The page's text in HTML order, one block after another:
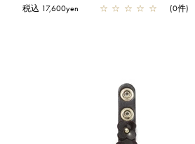
税込 17,600yen ☆ ☆ ☆ ☆ ☆ (0件)